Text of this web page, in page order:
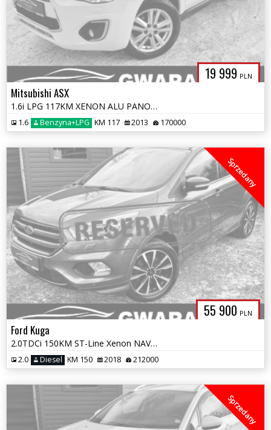
19 999 PLN
Mitsubishi ASX
1.6i LPG 117KM XENON ALU PANORAMA NAVI KAMERA PDC OPŁATY GWARANCJA
1.6 Benzyna+LPG KM 117 2013 170000
55 900 PLN
Sprzedany
Ford Kuga
2.0TDCi 150KM ST-Line Xenon NAVI LED SKÓRY Grz.Fotele+Kierownica OPŁAT
2.0 Diesel KM 150 2018 212000
Sprzedany